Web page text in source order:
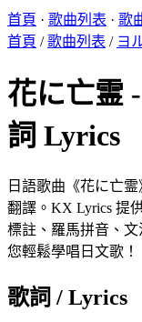
首頁 · 歌曲列表 · 歌
首頁 /歌曲列表 / ヨ
花に亡霊
詞 Lyrics
日語歌曲《花に亡
翻譯。KX Lyrics 提
標註、羅馬拼音、文
您輕鬆學唱日文歌！
歌詞 / Lyrics